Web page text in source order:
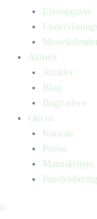
Elevopgaver
Aktuelt
Artikler
Blog
Bogtrailere
Om os
Kontakt
Presse
Manuskripter
0